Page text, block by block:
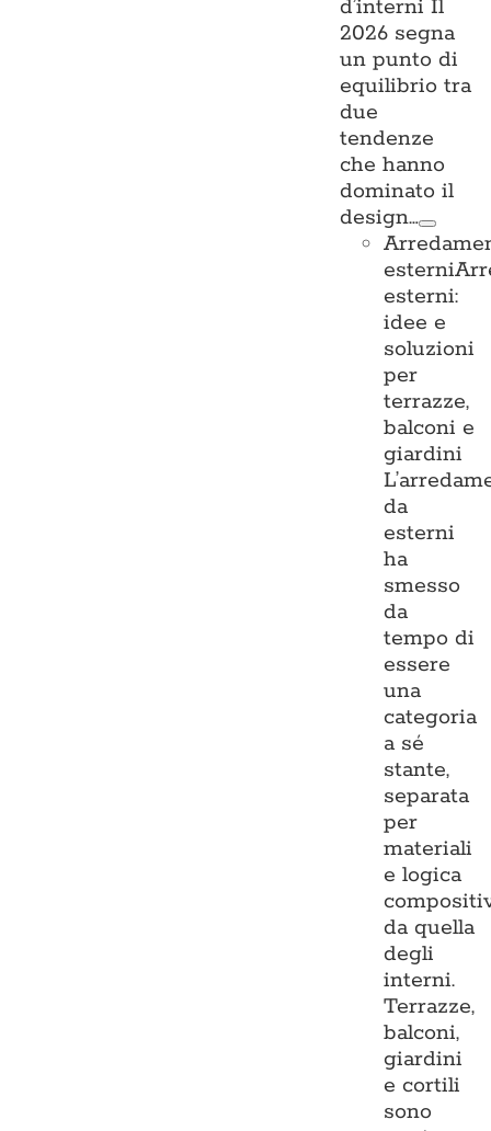
d’interni Il
2026 segna
un punto di
equilibrio tra
due
tendenze
che hanno
dominato il
design…
esterni
esterni:
idee e
soluzioni
per
terrazze,
balconi e
giardini
da
esterni
ha
smesso
da
tempo di
essere
una
categoria
a sé
stante,
separata
per
materiali
e logica
da quella
degli
interni.
Terrazze,
balconi,
giardini
e cortili
sono